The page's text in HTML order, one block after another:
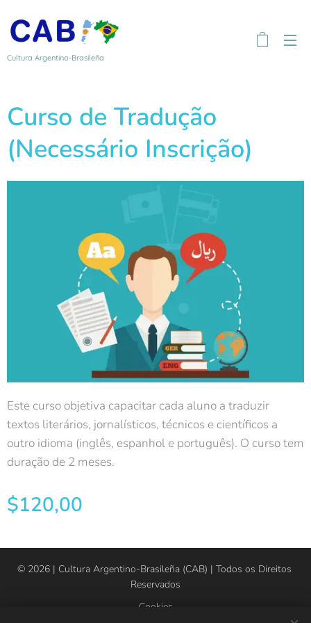
Cultura Argentino-Brasileña
Curso de Tradução
(Necessário Inscrição)
Este curso objetiva capacitar cada aluno a traduzir
textos literários, jornalísticos, técnicos e científicos a
outro idioma (inglês, espanhol e português). O curso tem
duração de 2 meses.
$120,00
© 2026 | Cultura Argentino-Brasileña (CAB) | Todos os Direitos
Reservados
Cookies